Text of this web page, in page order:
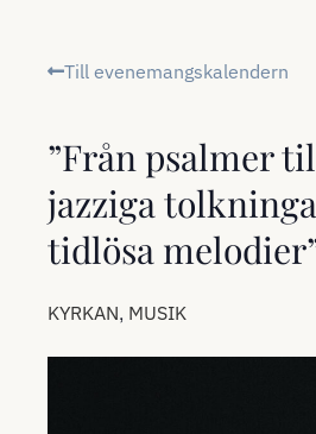
Till evenemangskalendern
”Från psalmer
jazziga
tidlösa
KYRKAN, MUSIK